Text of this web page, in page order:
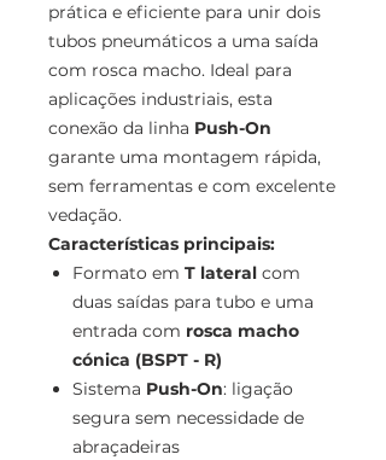
prática e eficiente para unir dois
tubos pneumáticos a uma saída
com rosca macho. Ideal para
aplicações industriais, esta
conexão da linha Push-On
garante uma montagem rápida,
sem ferramentas e com excelente
vedação.
Características principais:
Formato em T lateral com
duas saídas para tubo e uma
entrada com rosca macho
cónica (BSPT - R)
Sistema Push-On: ligação
segura sem necessidade de
abraçadeiras